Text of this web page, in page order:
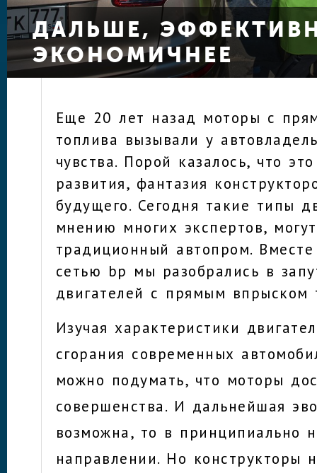
ДАЛЬШЕ,
ЭКОНОМИЧНЕЕ
Еще 20 лет назад моторы с
топлива вызывали у
чувства. Порой казалось, что
развития, фантазия
будущего. Сегодня такие типы
мнению многих экспертов,
традиционный автопром.
сетью bp мы разобрались в
двигателей с прямым впрыском
Изучая характеристики
сгорания современных
можно подумать, что моторы
совершенства. И дальнейшая
возможна, то в принципиально
направлении. Но конструкторы